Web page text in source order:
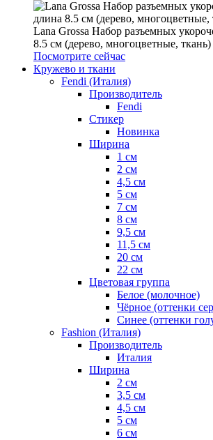
Lana Grossa Набор разъемных
8.5 см (дерево, многоцветные, ткань)
Посмотрите сейчас
Кружево и ткани
Fendi (Италия)
Производитель
Fendi
Стикер
Новинка
Ширина
1 см
2 см
4,5 см
5 см
7 см
8 см
9,5 см
11,5 см
20 см
22 см
Цветовая группа
Белое (молочное)
Чёрное (оттенки
Синее (оттенки
Fashion (Италия)
Производитель
Италия
Ширина
2 см
3,5 см
4,5 см
5 см
6 см